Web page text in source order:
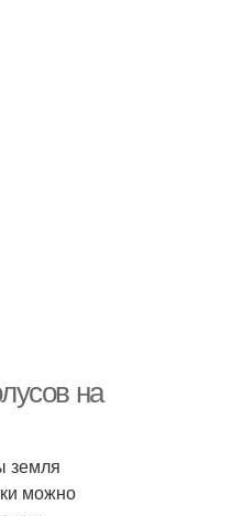
на
земля
можно